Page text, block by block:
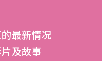
最新情况
及故事